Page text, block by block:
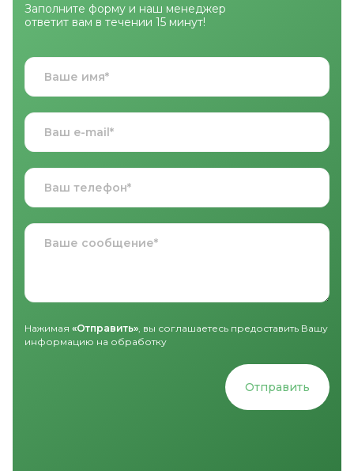
Заполните форму и наш менеджер
ответит вам в течении 15 минут!
Нажимая «Отправить» , вы соглашаетесь предоставить Вашу
информацию на обработку
Отправить